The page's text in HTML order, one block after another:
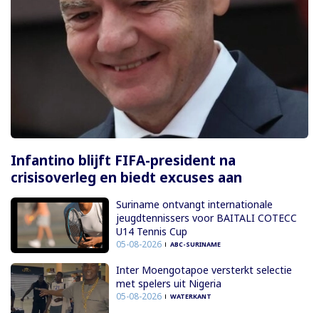
Infantino blijft FIFA-president na
crisisoverleg en biedt excuses aan
Suriname ontvangt internationale
jeugdtennissers voor BAITALI COTECC
U14 Tennis Cup
05-08-2026 ABC-SURINAME
Inter Moengotapoe versterkt selectie
met spelers uit Nigeria
05-08-2026 WATERKANT